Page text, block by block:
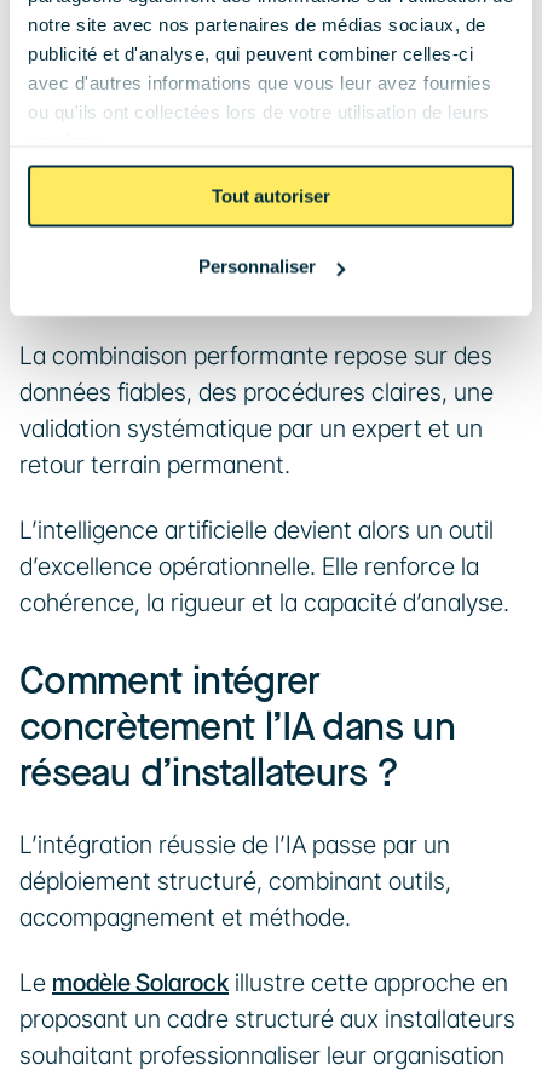
notre site avec nos partenaires de médias sociaux, de
publicité et d'analyse, qui peuvent combiner celles-ci
avec d'autres informations que vous leur avez fournies
ou qu'ils ont collectées lors de votre utilisation de leurs
Tout autoriser
Personnaliser
Une industrialisation mal contrôlée peut
dégrader la crédibilité d’un installateur. L’IA doit
s’inscrire dans des process établis, avec des
IA + process + terrain : la combinaison
La combinaison performante repose sur des
données fiables, des procédures claires, une
validation systématique par un expert et un
retour terrain permanent.
L’intelligence artificielle devient alors un outil
d’excellence opérationnelle. Elle renforce la
cohérence, la rigueur et la capacité d’analyse.
Comment intégrer
concrètement l’IA dans un
réseau d’installateurs ?
L’intégration réussie de l’IA passe par un
déploiement structuré, combinant outils,
accompagnement et méthode.
Le modèle Solarock illustre cette approche en
proposant un cadre structuré aux installateurs
souhaitant professionnaliser leur organisation